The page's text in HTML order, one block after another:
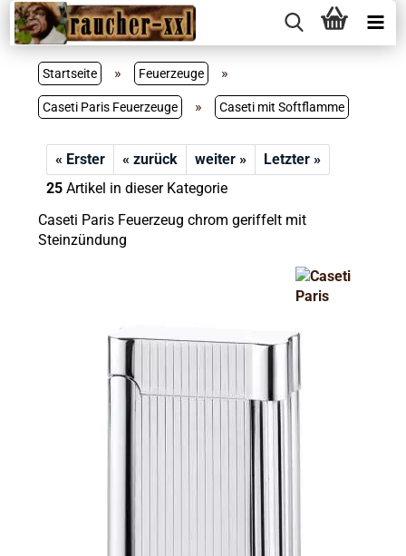
Startseite » Feuerzeuge »
Caseti Paris Feuerzeuge » Caseti mit Softflamme
« Erster « zurück weiter »
Letzter »
25Artikel in dieser Kategorie
Caseti Paris Feuerzeug chrom geriffelt mit
Steinzündung